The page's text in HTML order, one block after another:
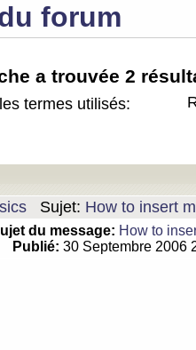
forum
a trouvée 2
termes utilisés:
Sujet: How to insert
du message: How to
Publié: 30 Septembre 2006